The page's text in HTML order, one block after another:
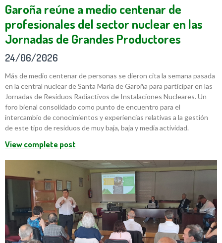
Garoña reúne a medio centenar de
profesionales del sector nuclear en las
Jornadas de Grandes Productores
24/06/2026
Más de medio centenar de personas se dieron cita la semana pasada
en la central nuclear de Santa María de Garoña para participar en las
Jornadas de Residuos Radiactivos de Instalaciones Nucleares. Un
foro bienal consolidado como punto de encuentro para el
intercambio de conocimientos y experiencias relativas a la gestión
de este tipo de residuos de muy baja, baja y media actividad.
View complete post